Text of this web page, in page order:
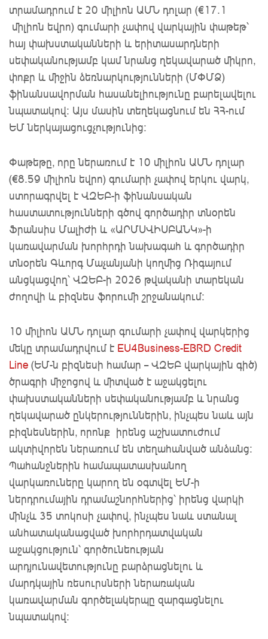
տրամադրում է 20 միլիոն ԱՄՆ դոլար (€17.1
միլիոն եվրո) գումարի չափով վարկային փաթեթ՝
հայ փախստականների և երիտասարդների
սեփականությամբ կամ նրանց ղեկավարած միկրո,
փոքր և միջին ձեռնարկությունների (ՄՓՄՁ)
ֆինանսավորման հասանելիությունը բարելավելու
նպատակով: Այս մասին տեղեկացնում են ՀՀ-ում
ԵՄ ներկայացուցչությունից:
Փաթեթը, որը ներառում է 10 միլիոն ԱՄՆ դոլար
(€8.59 միլիոն եվրո) գումարի չափով երկու վարկ,
ստորագրվել է ՎԶԵԲ-ի ֆինանսական
հաստատությունների գծով գործադիր տնօրեն
Ֆրանսիս Մալիժի և «ԱՐՄՍՎԻՍԲԱՆԿ»-ի
կառավարման խորհրդի նախագահ և գործադիր
տնօրեն Գևորգ Մաչանյանի կողմից Ռիգայում
անցկացվող՝ ՎԶԵԲ-ի 2026 թվականի տարեկան
ժողովի և բիզնես ֆորումի շրջանակում։
10 միլիոն ԱՄՆ դոլար գումարի չափով վարկերից
մեկը տրամադրվում է EU4Business-EBRD Credit
Line (ԵՄ-ն բիզնեսի համար – ՎԶԵԲ վարկային գիծ)
ծրագրի միջոցով և միտված է աջակցելու
փախստականների սեփականությամբ և նրանց
ղեկավարած ընկերություններին, ինչպես նաև այն
բիզնեսներին, որոնք իրենց աշխատուժում
ակտիվորեն ներառում են տեղահանված անձանց:
Պահանջներին համապատասխանող
վարկառուները կարող են օգտվել ԵՄ-ի
ներդրումային դրամաշնորհներից՝ իրենց վարկի
մինչև 35 տոկոսի չափով, ինչպես նաև ստանալ
անհատականացված խորհրդատվական
աջակցություն՝ գործունեության
արդյունավետությունը բարձրացնելու և
մարդկային ռեսուրսների ներառական
կառավարման գործելակերպը զարգացնելու
նպատակով: